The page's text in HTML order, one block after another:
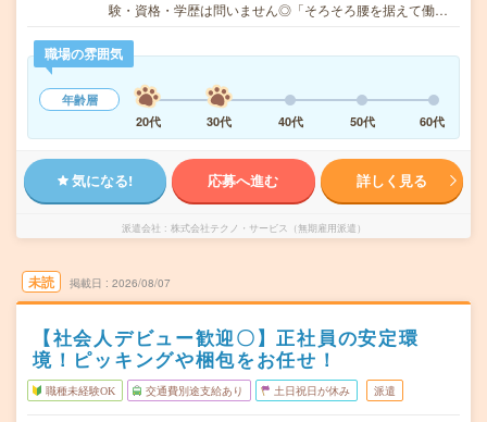
験・資格・学歴は問いません◎「そろそろ腰を据えて働…
職場の雰囲気
年齢層
20代
30代 40代 50代 60代
気になる! 応募へ進む 詳しく見る
派遣会社 株式会社テクノ・サービス（無期雇用派遣）
未読 掲載日 2026/08/07
【社会人デビュー歓迎〇】正社員の安定環
境！ピッキングや梱包をお任せ！
職種未経験OK 交通費別途支給あり 土日祝日が休み 派遣